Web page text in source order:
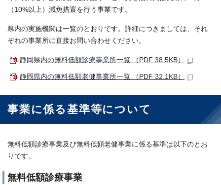
（10%以上）減免措置を行う事業です。
県内の実施機関は一覧のとおりです。詳細につきましては、それ
ぞれの事業所に直接お問い合わせください。
静岡県内の無料低額診療事業所一覧 （PDF 38.5KB）
静岡県内の無料低額老健事業所一覧 （PDF 32.1KB）
事業に係る基準等について
無料低額診療事業及び無料低額老健事業に係る基準は以下のとお
りです。
無料低額診療事業